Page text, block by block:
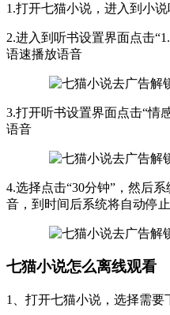
1.打开七猫小说，进入到小
2.进入到听书设置界面点击
语速播放语音
3.打开听书设置界面点击“情
语音
4.选择点击“30分钟”，然后
音，到时间后系统将自动停
七猫小说怎么离线观看
1、打开七猫小说，选择需要